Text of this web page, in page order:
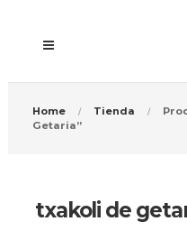
Home Tienda
Getaria”
txakoli de